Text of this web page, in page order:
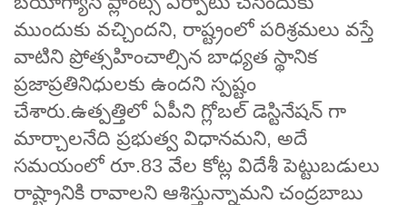
ముందుకు వచ్చిందని, రాష్ట్రంలో పరిశ్రమలు వస్తే
వాటిని ప్రోత్సహించాల్సిన బాధ్యత స్థానిక
ప్రజాప్రతినిధులకు ఉందని స్పష్టం
చేశారు.ఉత్పత్తిలో ఏపీని గ్లోబల్ డెస్టినేషన్ గా
మార్చాలనేది ప్రభుత్వ విధానమని, అదే
సమయంలో రూ.83 వేల కోట్ల విదేశీ పెట్టుబడులు
రాష్ట్రానికి రావాలని ఆశిస్తున్నామని చంద్రబాబు